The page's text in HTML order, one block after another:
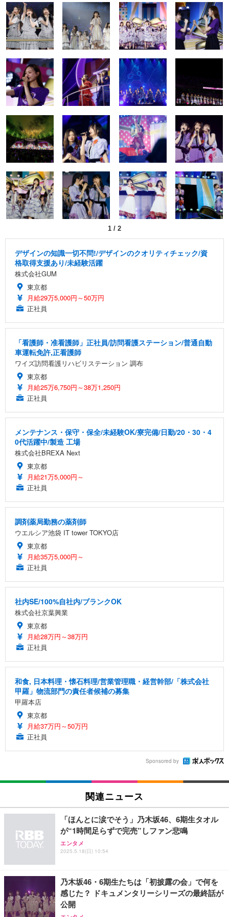
1 / 2
デザインの知識一切不問!/デザインのクオリティチェック/資
格取得支援あり/未経験活躍
株式会社GUM
東京都
月給29万5,000円～50万円
正社員
「看護師・准看護師」正社員/訪問看護ステーション/普通自動
車運転免許,正看護師
ワイズ訪問看護リハビリステーション 調布
東京都
月給25万6,750円～38万1,250円
正社員
メンテナンス・保守・保全/未経験OK/寮完備/日勤/20・30・4
0代活躍中/製造 工場
株式会社BREXA Next
東京都
月給21万5,000円～
正社員
調剤薬局勤務の薬剤師
ウエルシア池袋 IT tower TOKYO店
東京都
月給35万5,000円～
正社員
社内SE/100%自社内/ブランクOK
株式会社京葉興業
東京都
月給28万円～38万円
正社員
和食, 日本料理・懐石料理/営業管理職・経営幹部/「株式会社
甲羅」物流部門の責任者候補の募集
甲羅本店
東京都
月給37万円～50万円
正社員
Sponsored by
関連ニュース
「ほんとに涙でそう」乃木坂46、6期生タオル
が“1時間足らずで完売”しファン悲鳴
エンタメ
2025.5.18(日) 10:54
乃木坂46・6期生たちは「初披露の会」で何を
感じた？ ドキュメンタリーシリーズの最終話が
公開